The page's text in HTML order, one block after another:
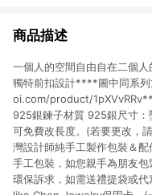
商品描述
一個人的空間自由自在二個
獨特前扣設計****圖中同系
oi.com/product/
925銀鍊子材質 925銀尺寸：
可免費改長度。(若要更改，
灣設計師純手工製作包裝＆
手工包裝，如您親手為朋友
環保訴求，如需送禮提袋或